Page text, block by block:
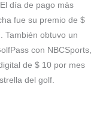
día de pago más
fue su premio de $
También obtuvo un
con NBCSports,
de $ 10 por mes
del golf.